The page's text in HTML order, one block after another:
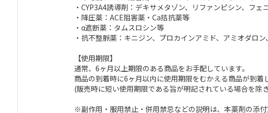
・CYP3A4誘導剤：デキサメタゾン、リファンピシン、フ
・降圧薬：ACE阻害薬・Ca拮抗薬等
・α遮断薬：タムスロシン等
・抗不整脈薬：キニジン、プロカインアミド、アミオダロ
【使用期限】
通常、6ヶ月以上期限のある商品をお手配しています。
商品の到着時に6ヶ月以内に使用期限をむかえる商品が到着
(販売時に短い使用期限である旨が明記されている場合を除
※副作用・服用禁止・併用禁忌などの説明は、本薬剤の添